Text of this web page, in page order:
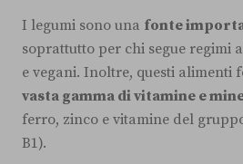
I legumi sono una fonte
soprattutto per chi segue regimi
e vegani. Inoltre, questi alimenti
vasta gamma di vitamine e
ferro, zinco e vitamine del
B1).